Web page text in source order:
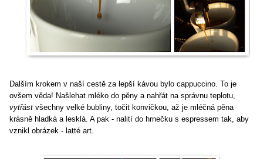
Dalším krokem v naší cestě za lepší kávou bylo cappuccino. To je
ovšem věda! Našlehat mléko do pěny a nahřát na správnu teplotu,
vytřást všechny velké bubliny, točit konvičkou, až je mléčná pěna
krásně hladká a lesklá. A pak - nalití do hrnečku s espressem tak, aby
vznikl obrázek - latté art.